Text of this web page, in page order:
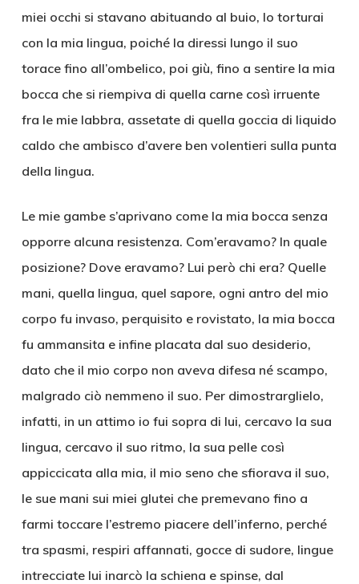
miei occhi si stavano abituando al buio, lo torturai
con la mia lingua, poiché la diressi lungo il suo
torace fino all’ombelico, poi giù, fino a sentire la mia
bocca che si riempiva di quella carne così irruente
fra le mie labbra, assetate di quella goccia di liquido
caldo che ambisco d’avere ben volentieri sulla punta
della lingua.
Le mie gambe s’aprivano come la mia bocca senza
opporre alcuna resistenza. Com’eravamo? In quale
posizione? Dove eravamo? Lui però chi era? Quelle
mani, quella lingua, quel sapore, ogni antro del mio
corpo fu invaso, perquisito e rovistato, la mia bocca
fu ammansita e infine placata dal suo desiderio,
dato che il mio corpo non aveva difesa né scampo,
malgrado ciò nemmeno il suo. Per dimostrarglielo,
infatti, in un attimo io fui sopra di lui, cercavo la sua
lingua, cercavo il suo ritmo, la sua pelle così
appiccicata alla mia, il mio seno che sfiorava il suo,
le sue mani sui miei glutei che premevano fino a
farmi toccare l’estremo piacere dell’inferno, perché
tra spasmi, respiri affannati, gocce di sudore, lingue
intrecciate lui inarcò la schiena e spinse, dal